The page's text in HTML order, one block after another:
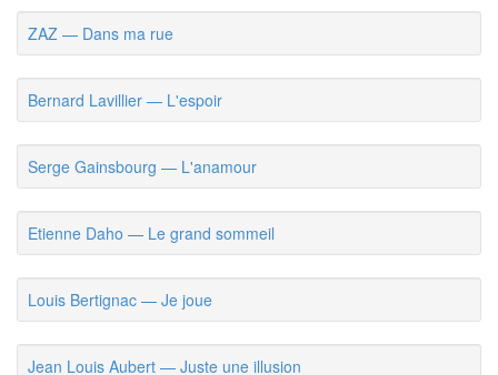
ZAZ — Dans ma rue
Bernard Lavillier — L'espoir
Serge Gainsbourg — L'anamour
Etienne Daho — Le grand sommeil
Louis Bertignac — Je joue
Jean Louis Aubert — Juste une illusion